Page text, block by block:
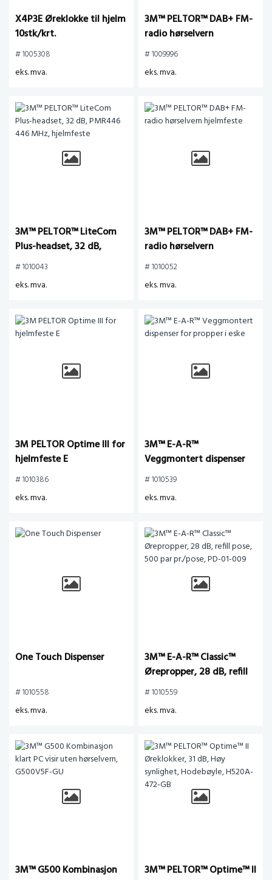
X4P3E Øreklokke til hjelm
10stk/krt.
# 1005308
eks. mva.
3M™ PELTOR™ DAB+ FM-
radio hørselvern
hodebøyle
# 1009996
eks. mva.
3M™ PELTOR™ LiteCom
Plus-headset, 32 dB,
PMR446 446 MHz,
# 1010043
eks. mva.
3M™ PELTOR™ DAB+ FM-
radio hørselvern
hjelmfeste
# 1010052
eks. mva.
3M PELTOR Optime III for
hjelmfeste E
# 1010386
eks. mva.
3M™ E-A-R™
Veggmontert dispenser
for propper i eske
# 1010539
eks. mva.
One Touch Dispenser
# 1010558
eks. mva.
3M™ E-A-R™ Classic™
Ørepropper, 28 dB, refill
pose, 500 par pr./pose,
# 1010559
eks. mva.
3M™ G500 Kombinasjon
3M™ PELTOR™ Optime™ II